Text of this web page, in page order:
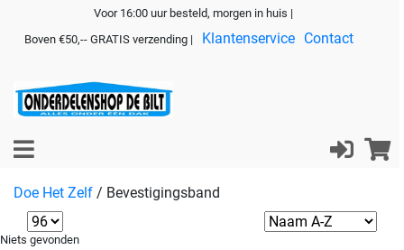
Voor 16:00 uur besteld, morgen in huis |
Boven €50,-- GRATIS verzending |
Klantenservice Contact
Doe Het Zelf / Bevestigingsband
Niets gevonden